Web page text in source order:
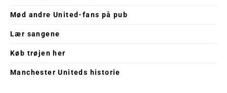
Mød andre United-fans på pub
Lær sangene
Køb trøjen her
Manchester Uniteds historie